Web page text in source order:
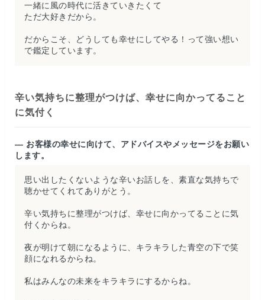
一緒に風の時代に活きていきたくて
ただ大好きだから。
だからこそ、どうしても幸せにしてやる！って強い想い
で鑑定しています。
辛い気持ちに整理がつけば、幸せに向かってること
に気付く
— お客様の幸せに向けて、アドバイスやメッセージをお願い
します。
思い出したくないような辛いお話しを、素直な気持ちで
聴かせてくれてありがとう。
辛い気持ちに整理がつけば、幸せに向かってることに気
付くからね。
夜が明けて朝になるように、キラキラした青空の下で笑
顔になれるからね。
私はみんなの未来をキラキラにするからね。